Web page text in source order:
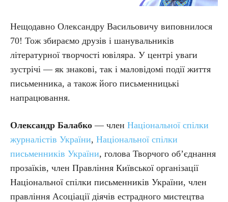
Нещодавно Олександру Васильовичу виповнилося
70! Тож збираємо друзів і шанувальників
літературної творчості ювіляра. У центрі уваги
зустрічі — як знакові, так і маловідомі події життя
письменника, а також його письменницькі
напрацювання.
Олександр Балабко — член Національної спілки
журналістів України, Національної спілки
письменників України, голова Творчого об’єднання
прозаїків, член Правління Київської організації
Національної спілки письменників України, член
правління Асоціації діячів естрадного мистецтва